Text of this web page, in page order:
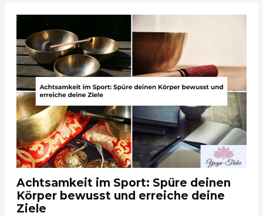
Achtsamkeit im Sport: Spüre deinen
Körper bewusst und erreiche deine
Ziele